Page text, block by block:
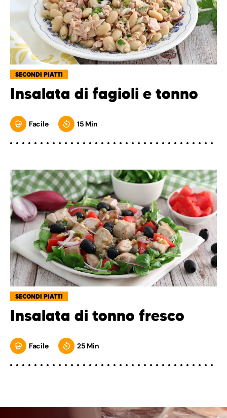
SECONDI PIATTI
Insalata di fagioli e tonno
Facile 15 Min
SECONDI PIATTI
Insalata di tonno fresco
Facile 25 Min